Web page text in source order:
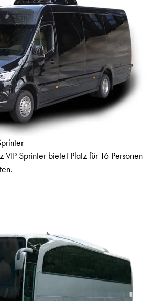
Sprinter bietet Platz für 16 Personen